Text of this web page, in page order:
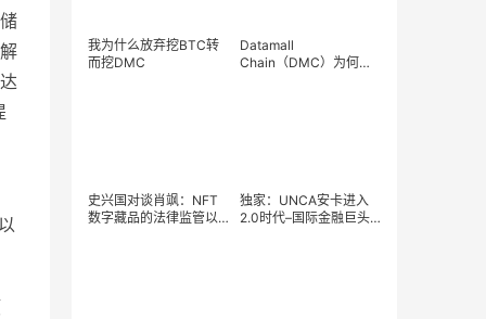
我为什么放弃挖BTC转
而挖DMC
Datamall
Chain（DMC）为何成
史兴国对谈肖飒：NFT
数字藏品的法律监管以
独家：UNCA安卡进入
2.0时代–国际金融巨头